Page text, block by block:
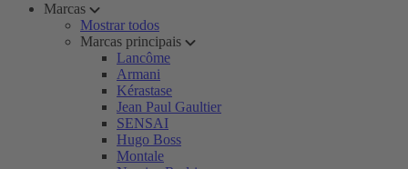
Marcas
Mostrar todos
Marcas principais
Lancôme
Armani
Kérastase
Jean Paul Gaultier
SENSAI
Hugo Boss
Montale